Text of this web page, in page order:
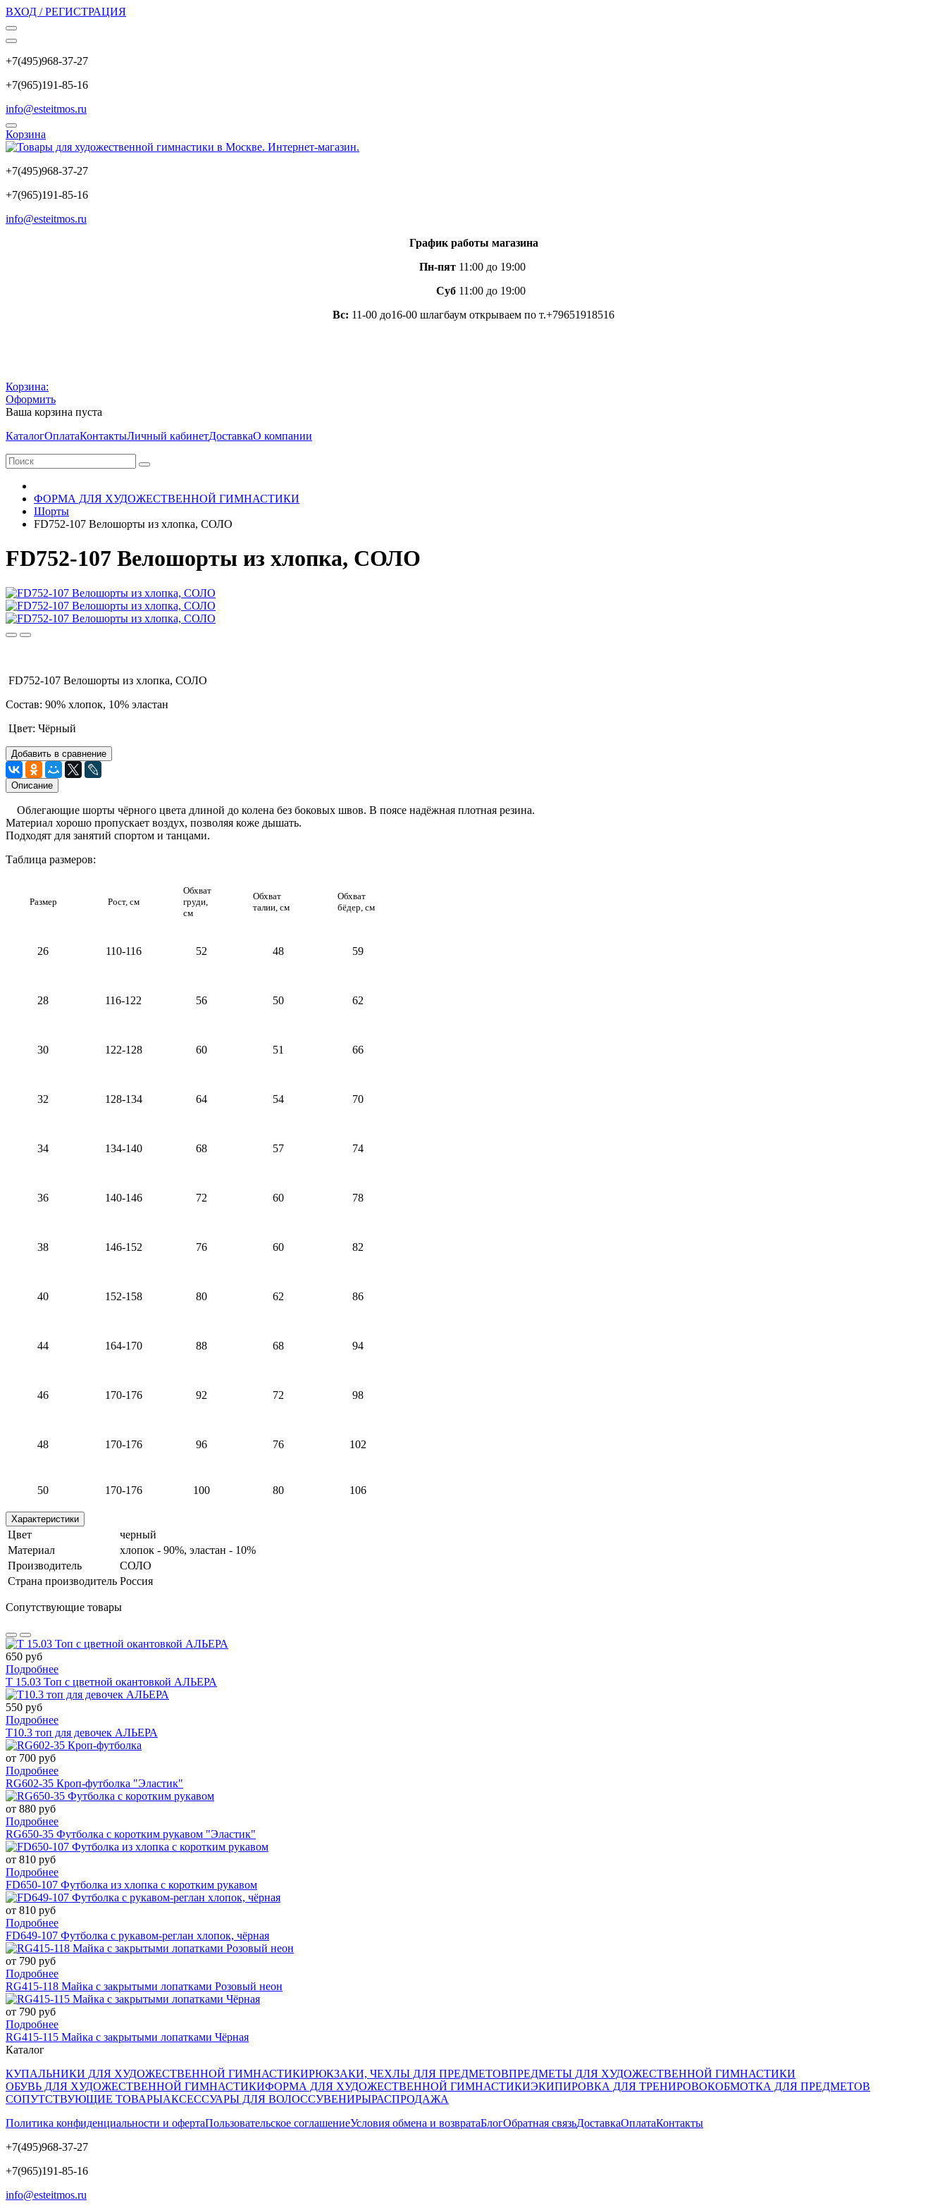
ВХОД / РЕГИСТРАЦИЯ
+7(495)968-37-27
+7(965)191-85-16
info@esteitmos.ru
Корзина
+7(495)968-37-27
+7(965)191-85-16
info@esteitmos.ru
График работы магазина
Пн-пят11:00 до 19:00
Суб11:00 до 19:00
Вс: 11-00 до16-00 шлагбаум открываем по т.+79651918516
Корзина:
Оформить
Ваша корзина пуста
КаталогОплатаКонтактыЛичный кабинетДоставкаО компании
ФОРМА ДЛЯ ХУДОЖЕСТВЕННОЙ ГИМНАСТИКИ
Шорты
FD752-107 Велошорты из хлопка, СОЛО
FD752-107 Велошорты из хлопка, СОЛО
FD752-107 Велошорты из хлопка, СОЛО
Состав: 90% хлопок, 10% эластан
Цвет: Чёрный
Добавить в сравнение
Описание
Облегающие шорты чёрного цвета длиной до колена без боковых швов. В поясе надёжная плотная резина.
Материал хорошо пропускает воздух, позволяя коже дышать.
Подходят для занятий спортом и танцами.
Таблица размеров:
Размер Рост, см
Обхват
груди,
см
Обхват
талии, см
Обхват
бёдер, см
26 110-116 52 48 59
28 116-122 56 50 62
30 122-128 60 51 66
32 128-134 64 54 70
34 134-140 68 57 74
36 140-146 72 60 78
38 146-152 76 60 82
40 152-158 80 62 86
44 164-170 88 68 94
46 170-176 92 72 98
48 170-176 96 76 102
50 170-176 100 80 106
Характеристики
Цвет
черный
Материал
хлопок - 90%, эластан - 10%
Производитель
СОЛО
Страна производитель Россия
Сопутствующие товары
650 руб
Подробнее
Т 15.03 Топ с цветной окантовкой АЛЬЕРА
550 руб
Подробнее
Т10.3 топ для девочек АЛЬЕРА
от 700 руб
Подробнее
RG602-35 Кроп-футболка "Эластик"
от 880 руб
Подробнее
RG650-35 Футболка с коротким рукавом "Эластик"
от 810 руб
Подробнее
FD650-107 Футболка из хлопка с коротким рукавом
от 810 руб
Подробнее
FD649-107 Футболка с рукавом-реглан хлопок, чёрная
от 790 руб
Подробнее
RG415-118 Майка с закрытыми лопатками Розовый неон
от 790 руб
Подробнее
RG415-115 Майка с закрытыми лопатками Чёрная
Каталог
КУПАЛЬНИКИ ДЛЯ ХУДОЖЕСТВЕННОЙ ГИМНАСТИКИРЮКЗАКИ, ЧЕХЛЫ ДЛЯ ПРЕДМЕТОВПРЕДМЕТЫ ДЛЯ ХУДОЖЕСТВЕННОЙ ГИМНАСТИКИ
ОБУВЬ ДЛЯ ХУДОЖЕСТВЕННОЙ ГИМНАСТИКИФОРМА ДЛЯ ХУДОЖЕСТВЕННОЙ ГИМНАСТИКИЭКИПИРОВКА ДЛЯ ТРЕНИРОВОКОБМОТКА ДЛЯ ПРЕДМЕТОВ
СОПУТСТВУЮЩИЕ ТОВАРЫАКСЕССУАРЫ ДЛЯ ВОЛОССУВЕНИРЫРАСПРОДАЖА
Политика конфиденциальности и офертаПользовательское соглашениеУсловия обмена и возвратаБлогОбратная связьДоставкаОплатаКонтакты
+7(495)968-37-27
+7(965)191-85-16
info@esteitmos.ru